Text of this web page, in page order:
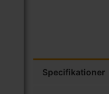
Specifikationer